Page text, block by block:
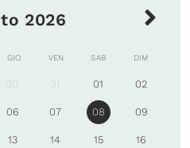
2026
GIO VEN SAB DIM
30 31 01 02
06 07 08 09
13 14 15 16